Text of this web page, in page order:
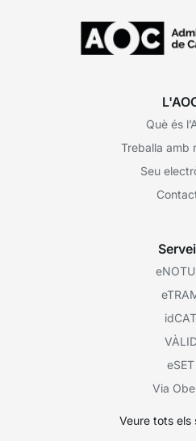
Què és
Treballa amb
Seu
idCAT
eSET
Via
Veure tots els